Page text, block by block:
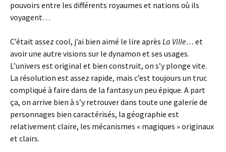
pouvoirs entre les différents royaumes et nations où ils
voyagent…
C’était assez cool, j’ai bien aimé le lire après La Ville… et
avoir une autre visions sur le dynamon et ses usages.
L’univers est original et bien construit, on s’y plonge vite.
La résolution est assez rapide, mais c’est toujours un truc
compliqué à faire dans de la fantasy un peu épique. A part
ça, on arrive bien à s’y retrouver dans toute une galerie de
personnages bien caractérisés, la géographie est
relativement claire, les mécanismes « magiques » originaux
et clairs.